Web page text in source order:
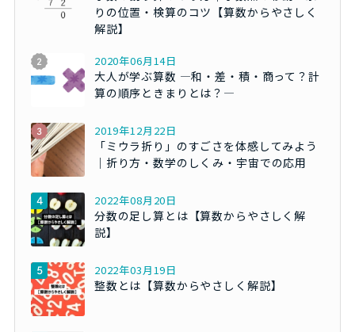
りの位置・検算のコツ【算数からやさしく
解説】
2020年06月14日
大人が学ぶ算数 ―和・差・積・商って？計
算の順序ときまりとは？―
2019年12月22日
「ミウラ折り」のすごさを体感してみよう
｜折り方・数学のしくみ・宇宙での応用
2022年08月20日
分数の足し算とは【算数からやさしく解
説】
2022年03月19日
整数とは【算数からやさしく解説】